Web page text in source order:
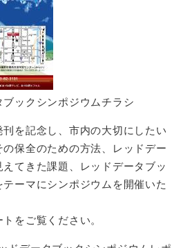
ックシンポジウムチラシ
を記念し、市内の大切にしたい
保全のための方法、レッドデー
てきた課題、レッドデータブッ
ーマにシンポジウムを開催いた
をご覧ください。